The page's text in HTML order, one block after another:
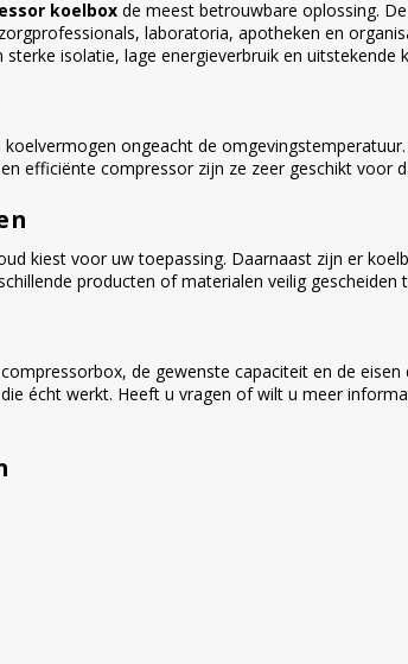
koelbox de meest betrouwbare oplossing.
laboratoria, apotheken en
isolatie, lage energieverbruik en
ongeacht de
efficiënte compressor zijn ze zeer geschikt voor
kiest voor uw toepassing. Daarnaast zijn er
producten of materialen veilig
de gewenste capaciteit en de
écht werkt. Heeft u vragen of wilt u meer